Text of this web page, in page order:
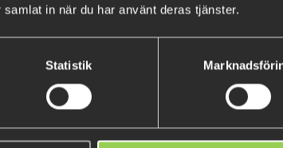
in när du har använt deras tjänster.
Statistik
The famous Dobb Daddy Wiggletails from the
Pacchiarini. These ones have a pre-attached
flies. Great for Dobb Daddy and regular predator flies.
SHOW MORE